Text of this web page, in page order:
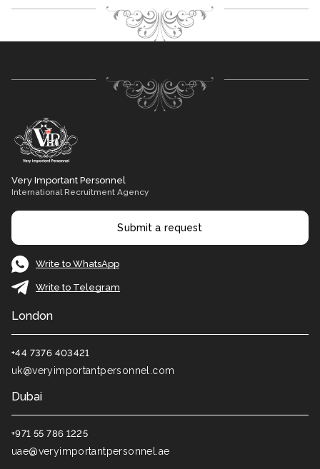
Very Important Personnel
International Recruitment Agency
London
+44 7376 403421
uk@veryimportantpersonnel.com
Dubai
+971 55 786 1225
uae@veryimportantpersonnel.ae
Submit a request
Write to WhatsApp
Write to Telegram